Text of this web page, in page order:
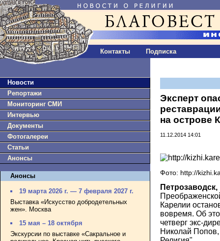
Контакты Подписка
Новости
Репортажи
Мониторинг СМИ
Интервью
Документы
Фотогалереи
Статьи
Анонсы
Анонсы
19 марта 2026 г. — 7 февраля 2027 г.
Выставка «Искусство добродетельных
жен». Москва
15 мая – 18 октября
Экскурсии по выставке «Сакральное и
Эксперт
на острове
11.12.2014 14:01
Фото: http://
Петрозаводск,
Карелии
вовремя. Об
четверг экс-
Николай